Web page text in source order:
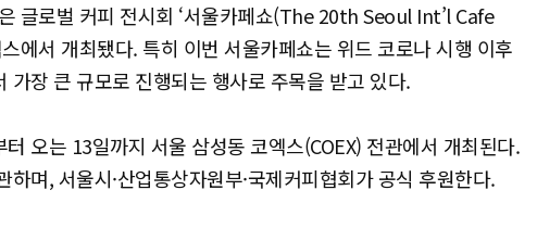
글로벌 커피 전시회 ‘서울카페쇼(The 20th Seoul Int’l Cafe
에서 개최됐다. 특히 이번 서울카페쇼는 위드 코로나 시행 이후
가장 큰 규모로 진행되는 행사로 주목을 받고 있다.
오는 13일까지 서울 삼성동 코엑스(COEX) 전관에서 개최된다.
하며, 서울시·산업통상자원부·국제커피협회가 공식 후원한다.